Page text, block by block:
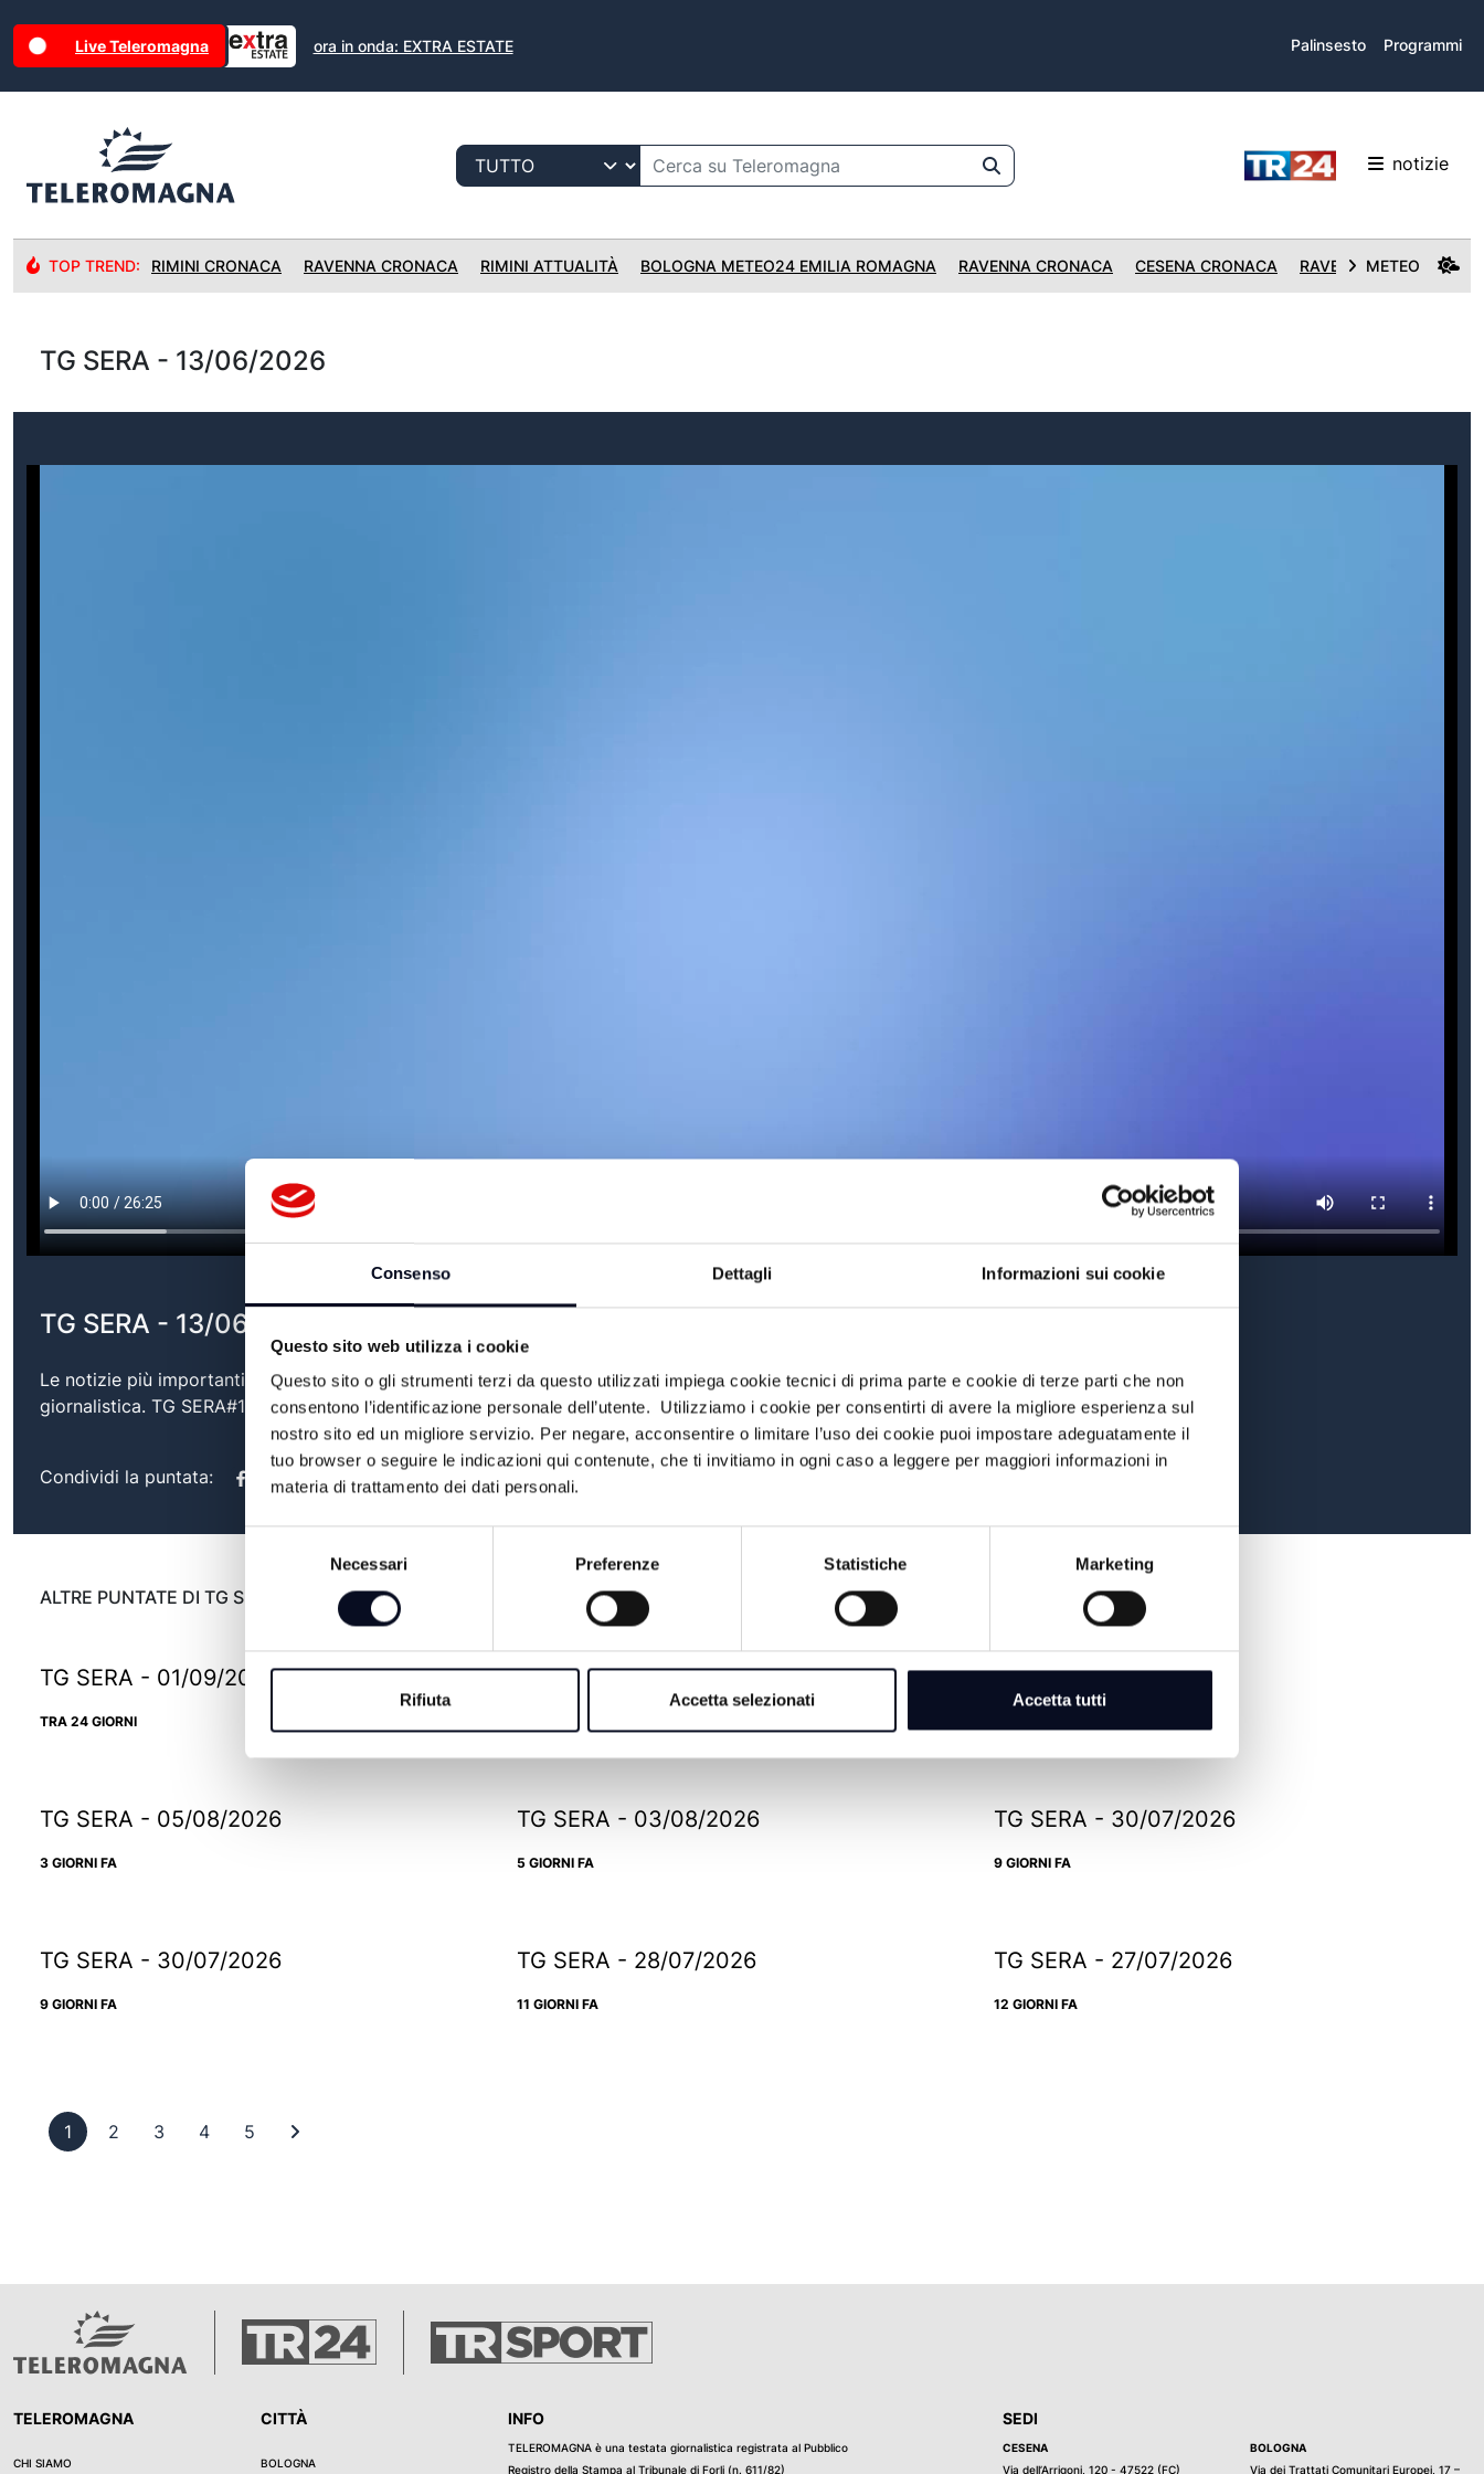
Consenso Dettagli Informazioni sui cookie
Questo sito web utilizza i cookie
Questo sito o gli strumenti terzi da questo utilizzati impiega cookie tecnici di prima parte e cookie di terze parti che non
consentono l’identificazione personale dell’utente. Utilizziamo i cookie per consentirti di avere la migliore esperienza sul
nostro sito ed un migliore servizio. Per negare, acconsentire o limitare l’uso dei cookie puoi impostare adeguatamente il
tuo browser o seguire le indicazioni qui contenute, che ti invitiamo in ogni caso a leggere per maggiori informazioni in
materia di trattamento dei dati personali.
Selezione
Necessari Preferenze Statistiche Marketing
Rifiuta Accetta selezionati Accetta tutti
Live Teleromagna ora in onda: EXTRA ESTATE Palinsesto Programmi
notizie
TOP TREND: RIMINI CRONACA RAVENNA CRONACA RIMINI ATTUALITÀ BOLOGNA METEO24 EMILIA ROMAGNA RAVENNA CRONACA CESENA CRONACA RAVENNA CRONACA
METEO
TG SERA - 13/06/2026
TG SERA - 13/06/2026
Le notizie più importanti del territorio, con approfondimenti e rubriche, a cura della redazione
giornalistica. TG SERA#13/06/2026
Condividi la puntata:
ALTRE PUNTATE DI TG SERA
TG SERA - 01/09/2026
TRA 24 GIORNI
TG SERA - 07/08/2026 TG SERA - 06/08/2026
TG SERA - 05/08/2026
3 GIORNI FA
TG SERA - 03/08/2026
5 GIORNI FA
TG SERA - 30/07/2026
9 GIORNI FA
TG SERA - 30/07/2026
9 GIORNI FA
TG SERA - 28/07/2026
11 GIORNI FA
TG SERA - 27/07/2026
12 GIORNI FA
1 Pagina 1
2 Pagina 2
3 Pagina 3
4Pagina 4
5 Pagina 5
TELEROMAGNA
CHI SIAMO
CITTÀ
BOLOGNA
INFO
TELEROMAGNA è una testata giornalistica registrata al Pubblico
Registro della Stampa al Tribunale di Forli (n. 611/82)
SEDI
CESENA
Via dell’Arrigoni, 120 - 47522 (FC)
BOLOGNA
Via dei Trattati Comunitari Europei, 17 –